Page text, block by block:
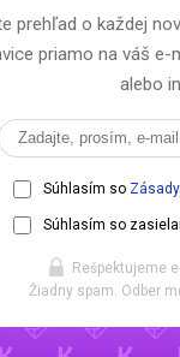
prehľad o každej
priamo na váš e-
alebo
Súhlasím so
Súhlasím so
Rešpektujeme
Žiadny spam. Odber